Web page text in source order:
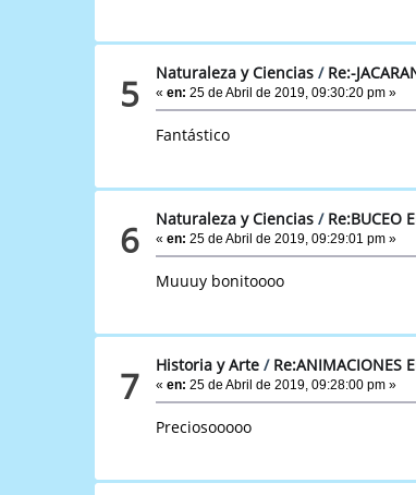
5 Naturaleza y Ciencias / Re:-
«en: 25 de Abril de 2019, 09:30:20 pm »
Fantástico
6 Naturaleza y Ciencias / Re:BUCEO
«en: 25 de Abril de 2019, 09:29:01 pm »
Muuuy bonitoooo
7 Historia y Arte / Re:ANIMACIONES
«en: 25 de Abril de 2019, 09:28:00 pm »
Preciosooooo